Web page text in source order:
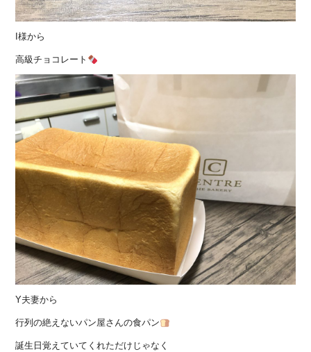
I様から
高級チョコレート
Y夫妻から
行列の絶えないパン屋さんの食パン
誕生日覚えていてくれただけじゃなく